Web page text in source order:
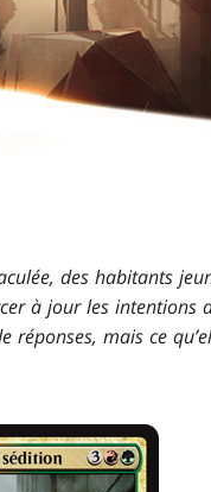
des habitants
à jour les intentions
mais ce